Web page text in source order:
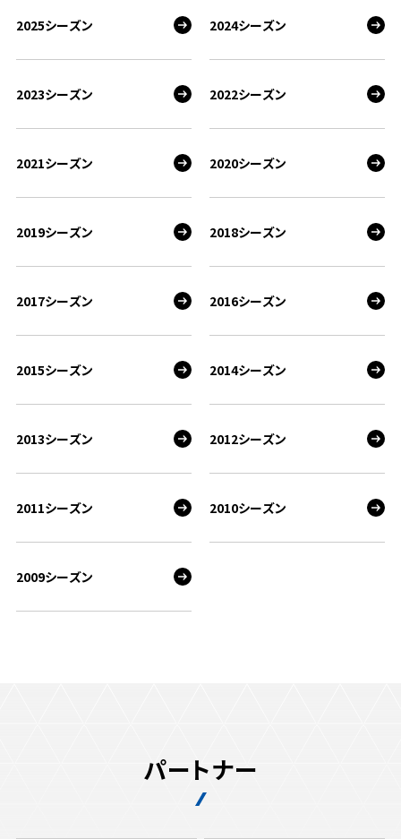
2025シーズン 2024シーズン
2023シーズン 2022シーズン
2021シーズン 2020シーズン
2019シーズン 2018シーズン
2017シーズン 2016シーズン
2015シーズン 2014シーズン
2013シーズン 2012シーズン
2011シーズン 2010シーズン
2009シーズン
パートナー